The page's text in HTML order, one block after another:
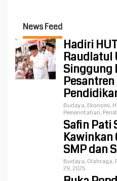
News Feed
Hadiri
Raudlatul
Singgung
Budaya, Ekonomi,
Pemerintahan,
Safin Pati
Kawinkan
SMP dan
Budaya, Olahraga,
29, 2025